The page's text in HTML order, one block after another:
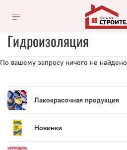
Гидроизоляция
По вашему запросу ничего не найдено
Лакокрасочная продукция
Новинки